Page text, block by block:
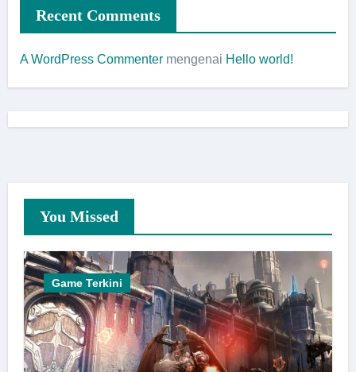
Recent Comments
A WordPress Commentermengenai Hello world!
You Missed
Game Terkini